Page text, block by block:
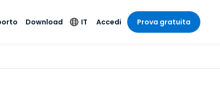
Download IT Accedi Prova gratuita